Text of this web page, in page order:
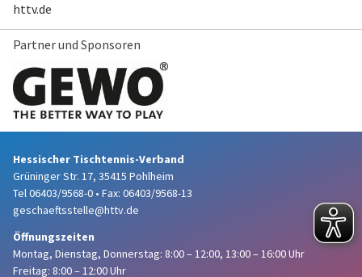
httv.de
Partner und Sponsoren
Hessischer Tischtennis-Verband
Grüninger Str. 17, 35415 Pohlheim
Tel 06403/9568-0 • Fax: 06403/9568-13
geschaeftsstelle@httv.de
Öffnungszeiten
Montag, Dienstag, Donnerstag: 8:00 – 12:00, 13:00 – 16:00 Uhr
Freitag: 8:00 – 12:00 Uhr